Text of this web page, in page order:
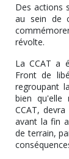
Des actions
au sein de
révolte.
La CCAT a
Front de
regroupant
bien qu'elle
CCAT,
avant la fin
de terrain,